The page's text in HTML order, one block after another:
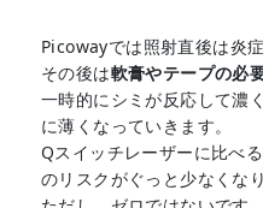
Picowayでは照射直後は炎
その後は軟膏やテープの必
一時的にシミが反応して濃
に薄くなっていきます。
Qスイッチレーザーに比べ
のリスクがぐっと少なくなり